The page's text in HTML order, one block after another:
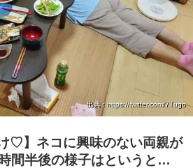
出典 : https://twitter.com/7Tugo
♡】ネコに興味のない両親が
間半後の様子はというと…